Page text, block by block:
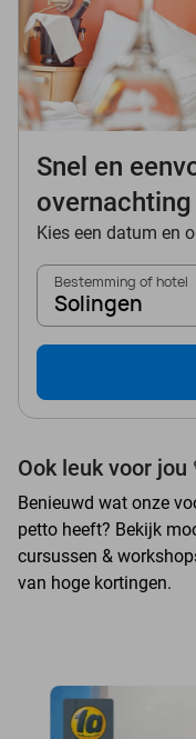
Snel en
Kies een datum en
Bestemming of hotel
Solingen
Ook leuk voor jou
Benieuwd wat onze
petto heeft? Bekijk
cursussen &
van hoge kortingen.